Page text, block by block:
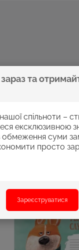
та
спільноти –
ексклюзивною
обмеження суми
просто
Зареєструватися